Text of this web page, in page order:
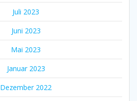
Juli 2023
Juni 2023
Mai 2023
Januar 2023
Dezember 2022